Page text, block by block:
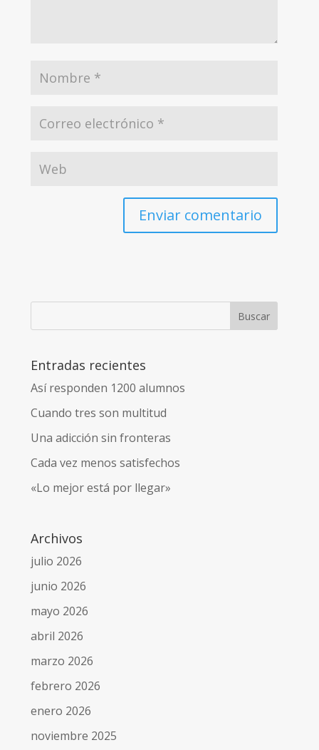
Enviar comentario
Entradas recientes
Así responden 1200 alumnos
Cuando tres son multitud
Una adicción sin fronteras
Cada vez menos satisfechos
«Lo mejor está por llegar»
Archivos
julio 2026
junio 2026
mayo 2026
abril 2026
marzo 2026
febrero 2026
enero 2026
noviembre 2025